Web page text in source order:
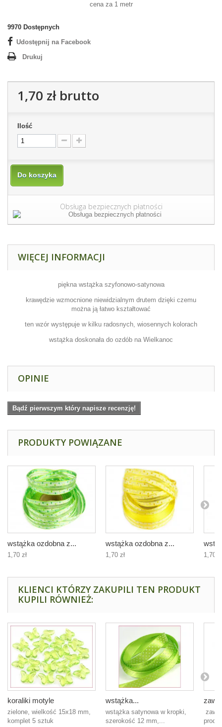
cena za 1 metr
9970 Dostępnych
Udostępnij na Facebook
Drukuj
1,70 złbrutto
Ilość
Do koszyka
Obsługa bezpiecznych płatności
WIĘCEJ INFORMACJI
piękna wstążka szyfonowo-satynowa
krawędzie wzmocnione niewidzialnym drutem dzięki czemu
można ją łatwo kształtować
ten wzór występuje w kilku radosnych, wiosennych kolorach
wstążka doskonała do ozdób na Wielkanoc
OPINIE
Bądź pierwszym który napisze recenzję!
PRODUKTY POWIĄZANE
wstążka ozdobna z...
1,70 zł
wstążka ozdobna z...
1,70 zł 1,70
KLIENCI KTÓRZY ZAKUPILI TEN PRODUKT
KUPILI RÓWNIEŻ:
koraliki motyle
zielone, wielkość 15x18 mm,
komplet 5 sztuk
wstążka...
wstążka satynowa w kropki,
szerokość 12 mm,...